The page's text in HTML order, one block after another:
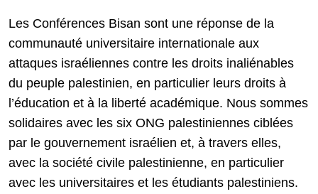
Les Conférences Bisan sont une réponse de la
communauté universitaire internationale aux
attaques israéliennes contre les droits inaliénables
du peuple palestinien, en particulier leurs droits à
l’éducation et à la liberté académique. Nous sommes
solidaires avec les six ONG palestiniennes ciblées
par le gouvernement israélien et, à travers elles,
avec la société civile palestinienne, en particulier
avec les universitaires et les étudiants palestiniens.